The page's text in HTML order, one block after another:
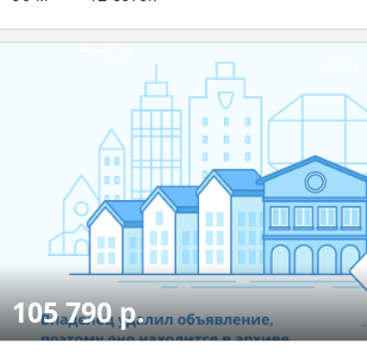
105 790 р.